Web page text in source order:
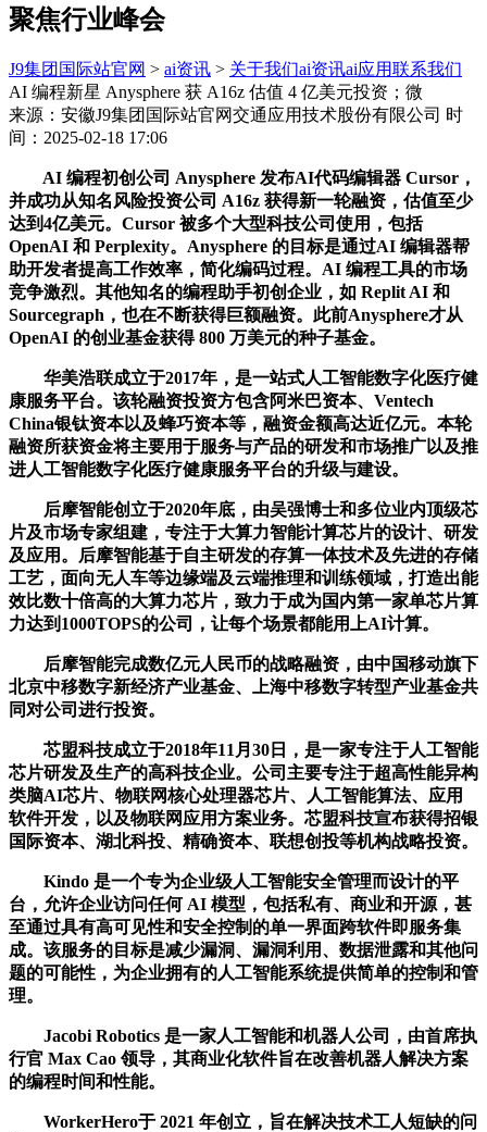
聚焦行业峰会
J9集团国际站官网 > ai资讯 > 关于我们ai资讯ai应用联系我们
AI 编程新星 Anysphere 获 A16z 估值 4 亿美元投资；微
来源：安徽J9集团国际站官网交通应用技术股份有限公司 时
间：2025-02-18 17:06
AI 编程初创公司 Anysphere 发布AI代码编辑器 Cursor，
并成功从知名风险投资公司 A16z 获得新一轮融资，估值至少
达到4亿美元。Cursor 被多个大型科技公司使用，包括
OpenAI 和 Perplexity。Anysphere 的目标是通过AI 编辑器帮
助开发者提高工作效率，简化编码过程。AI 编程工具的市场
竞争激烈。其他知名的编程助手初创企业，如 Replit AI 和
Sourcegraph，也在不断获得巨额融资。此前Anysphere才从
OpenAI 的创业基金获得 800 万美元的种子基金。
华美浩联成立于2017年，是一站式人工智能数字化医疗健
康服务平台。该轮融资投资方包含阿米巴资本、Ventech
China银钛资本以及蜂巧资本等，融资金额高达近亿元。本轮
融资所获资金将主要用于服务与产品的研发和市场推广以及推
进人工智能数字化医疗健康服务平台的升级与建设。
后摩智能创立于2020年底，由吴强博士和多位业内顶级芯
片及市场专家组建，专注于大算力智能计算芯片的设计、研发
及应用。后摩智能基于自主研发的存算一体技术及先进的存储
工艺，面向无人车等边缘端及云端推理和训练领域，打造出能
效比数十倍高的大算力芯片，致力于成为国内第一家单芯片算
力达到1000TOPS的公司，让每个场景都能用上AI计算。
后摩智能完成数亿元人民币的战略融资，由中国移动旗下
北京中移数字新经济产业基金、上海中移数字转型产业基金共
同对公司进行投资。
芯盟科技成立于2018年11月30日，是一家专注于人工智能
芯片研发及生产的高科技企业。公司主要专注于超高性能异构
类脑AI芯片、物联网核心处理器芯片、人工智能算法、应用
软件开发，以及物联网应用方案业务。芯盟科技宣布获得招银
国际资本、湖北科投、精确资本、联想创投等机构战略投资。
Kindo 是一个专为企业级人工智能安全管理而设计的平
台，允许企业访问任何 AI 模型，包括私有、商业和开源，甚
至通过具有高可见性和安全控制的单一界面跨软件即服务集
成。该服务的目标是减少漏洞、漏洞利用、数据泄露和其他问
题的可能性，为企业拥有的人工智能系统提供简单的控制和管
理。
Jacobi Robotics 是一家人工智能和机器人公司，由首席执
行官 Max Cao 领导，其商业化软件旨在改善机器人解决方案
的编程时间和性能。
WorkerHero于 2021 年创立，旨在解决技术工人短缺的问